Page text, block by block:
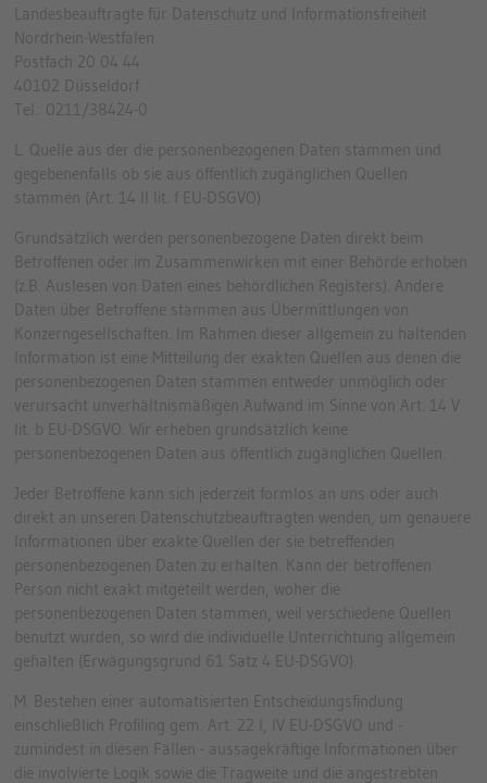
Landesbeauftragte für Datenschutz und Informationsfreiheit
Nordrhein-Westfalen
Postfach 20 04 44
40102 Düsseldorf
Tel.: 0211/38424-0
L. Quelle aus der die personenbezogenen Daten stammen und
gegebenenfalls ob sie aus öffentlich zugänglichen Quellen
stammen (Art. 14 II lit. f EU-DSGVO)
Grundsätzlich werden personenbezogene Daten direkt beim
Betroffenen oder im Zusammenwirken mit einer Behörde erhoben
(z.B. Auslesen von Daten eines behördlichen Registers). Andere
Daten über Betroffene stammen aus Übermittlungen von
Konzerngesellschaften. Im Rahmen dieser allgemein zu haltenden
Information ist eine Mitteilung der exakten Quellen aus denen die
personenbezogenen Daten stammen entweder unmöglich oder
verursacht unverhältnismäßigen Aufwand im Sinne von Art. 14 V
lit. b EU-DSGVO. Wir erheben grundsätzlich keine
personenbezogenen Daten aus öffentlich zugänglichen Quellen.
Jeder Betroffene kann sich jederzeit formlos an uns oder auch
direkt an unseren Datenschutzbeauftragten wenden, um genauere
Informationen über exakte Quellen der sie betreffenden
personenbezogenen Daten zu erhalten. Kann der betroffenen
Person nicht exakt mitgeteilt werden, woher die
personenbezogenen Daten stammen, weil verschiedene Quellen
benutzt wurden, so wird die individuelle Unterrichtung allgemein
gehalten (Erwägungsgrund 61 Satz 4 EU-DSGVO).
M. Bestehen einer automatisierten Entscheidungsfindung
einschließlich Profiling gem. Art. 22 I, IV EU-DSGVO und -
zumindest in diesen Fällen - aussagekräftige Informationen über
die involvierte Logik sowie die Tragweite und die angestrebten